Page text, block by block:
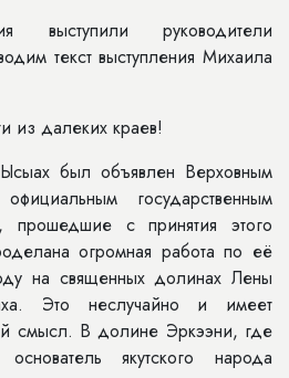
выступили руководители
текст выступления Михаила
из далеких краев!
был объявлен Верховным
государственным
с принятия этого
огромная работа по её
на священных долинах Лены
Это неслучайно и имеет
смысл. В долине Эркээни, где
якутского народа